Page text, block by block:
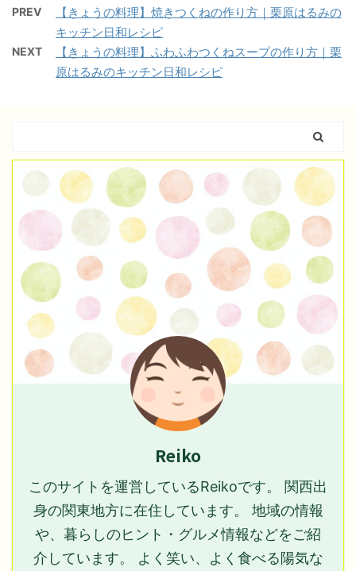
PREV
【きょうの料理】焼きつくねの作り方｜栗原はるみの
キッチン日和レシピ
NEXT
【きょうの料理】ふわふわつくねスープの作り方｜栗
原はるみのキッチン日和レシピ
Reiko
このサイトを運営しているReikoです。 関西出
身の関東地方に在住しています。 地域の情報
や、暮らしのヒント・グルメ情報などをご紹
介しています。 よく笑い、よく食べる陽気な